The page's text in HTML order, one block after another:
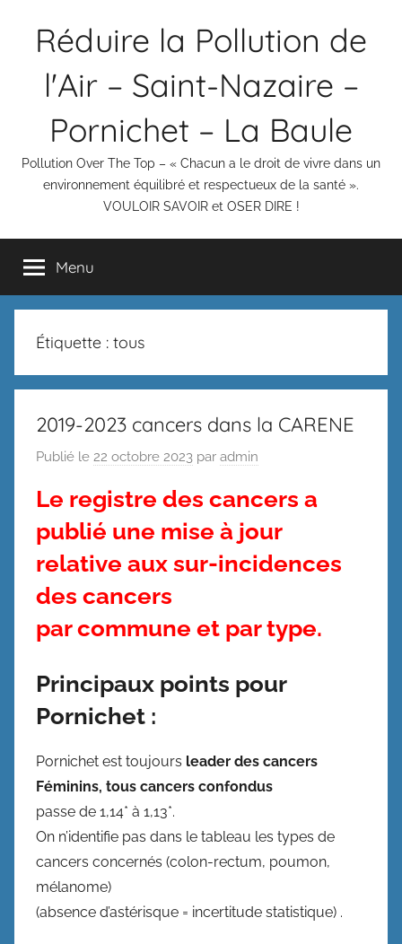
Réduire la Pollution de
l'Air – Saint-Nazaire –
Pornichet – La Baule
Pollution Over The Top – « Chacun a le droit de vivre dans un
environnement équilibré et respectueux de la santé ».
VOULOIR SAVOIR et OSER DIRE !
Menu
Étiquette : tous
2019-2023 cancers dans la CARENE
Publié le 22 octobre 2023 par admin
Le registre des cancers a
publié une mise à jour
relative aux sur-incidences
des cancers
par commune et par type.
Principaux points pour
Pornichet :
Pornichet est toujours leader des cancers
Féminins, tous cancers confondus
passe de 1,14* à 1,13*.
On n’identifie pas dans le tableau les types de
cancers concernés (colon-rectum, poumon,
mélanome)
(absence d’astérisque = incertitude statistique) .